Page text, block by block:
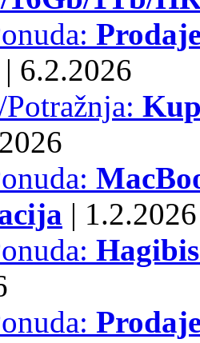
| 6.2.2026
| 1.2.2026